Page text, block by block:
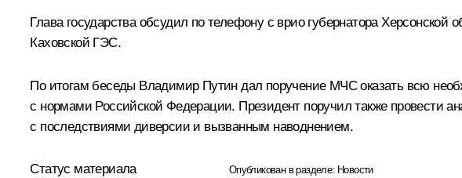
Глава государства обсудил по телефону с врио губернатора Херсонской
Каховской ГЭС.
По итогам беседы Владимир Путин дал поручение МЧС оказать всю
с нормами Российской Федерации. Президент поручил также провести
с последствиями диверсии и вызванным наводнением.
Статус материала Опубликован в разделе: Новости